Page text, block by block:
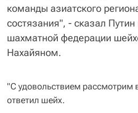
команды азиатского
состязания", - сказал
шахматной федерации
Нахайяном.
"С удовольствием рассмотрим
ответил шейх.